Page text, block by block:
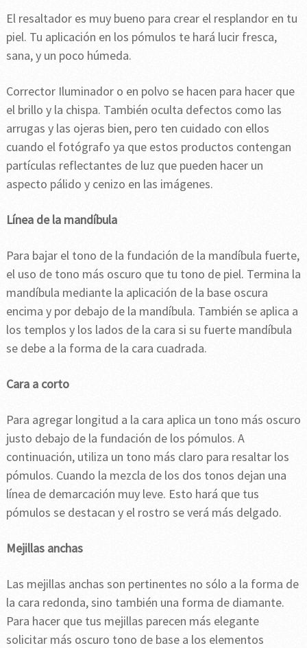
El resaltador es muy bueno para crear el resplandor en tu
piel. Tu aplicación en los pómulos te hará lucir fresca,
sana, y un poco húmeda.
Corrector Iluminador o en polvo se hacen para hacer que
el brillo y la chispa. También oculta defectos como las
arrugas y las ojeras bien, pero ten cuidado con ellos
cuando el fotógrafo ya que estos productos contengan
partículas reflectantes de luz que pueden hacer un
aspecto pálido y cenizo en las imágenes.
Línea de la mandíbula
Para bajar el tono de la fundación de la mandíbula fuerte,
el uso de tono más oscuro que tu tono de piel. Termina la
mandíbula mediante la aplicación de la base oscura
encima y por debajo de la mandíbula. También se aplica a
los templos y los lados de la cara si su fuerte mandíbula
se debe a la forma de la cara cuadrada.
Cara a corto
Para agregar longitud a la cara aplica un tono más oscuro
justo debajo de la fundación de los pómulos. A
continuación, utiliza un tono más claro para resaltar los
pómulos. Cuando la mezcla de los dos tonos dejan una
línea de demarcación muy leve. Esto hará que tus
pómulos se destacan y el rostro se verá más delgado.
Mejillas anchas
Las mejillas anchas son pertinentes no sólo a la forma de
la cara redonda, sino también una forma de diamante.
Para hacer que tus mejillas parecen más elegante
solicitar más oscuro tono de base a los elementos